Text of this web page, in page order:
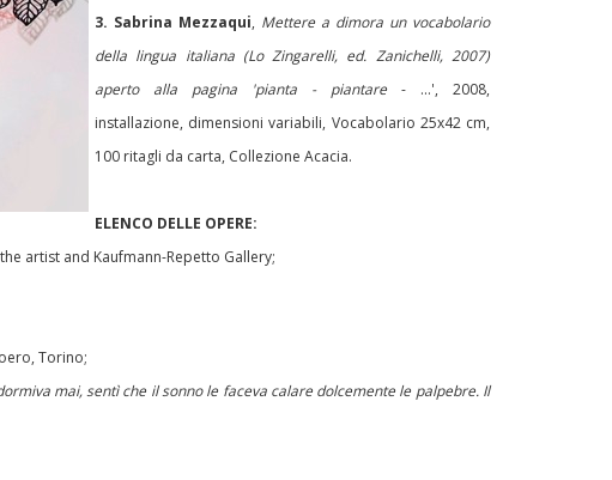
3. Sabrina Mezzaqui, Mettere a dimora un vocabolario
della lingua italiana (Lo Zingarelli, ed. Zanichelli, 2007)
aperto alla pagina 'pianta - piantare - ...', 2008,
installazione, dimensioni variabili, Vocabolario 25x42 cm,
100 ritagli da carta, Collezione Acacia.
ELENCO DELLE OPERE:
artist and Kaufmann-Repetto Gallery;
Torino;
mai, sentì che il sonno le faceva calare dolcemente le palpebre. Il